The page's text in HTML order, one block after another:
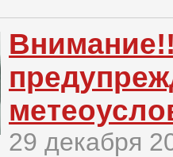
29 декабря